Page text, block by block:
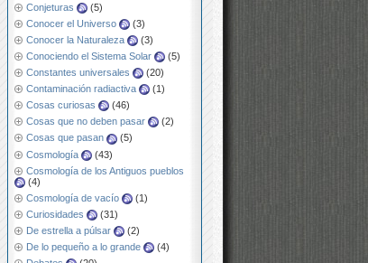
Conjeturas
(5)
Conocer el Universo
(3)
Conocer la Naturaleza
(3)
Conociendo el Sistema Solar
(5)
Constantes universales
(20)
Contaminación radiactiva
(1)
Cosas curiosas
(46)
Cosas que no deben pasar
(2)
Cosas que pasan
(5)
Cosmología
(43)
Cosmología de los Antiguos pueblos
(4)
Cosmología de vacío
(1)
Curiosidades
(31)
De estrella a púlsar
(2)
De lo pequeño a lo grande
(4)